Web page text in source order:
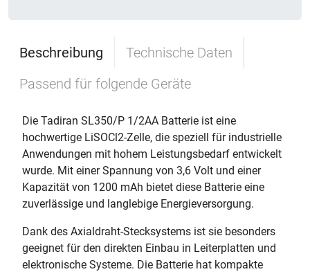
Beschreibung
Technische Daten
Passend für folgende Geräte
Die Tadiran SL350/P 1/2AA Batterie ist eine
hochwertige LiSOCl2-Zelle, die speziell für industrielle
Anwendungen mit hohem Leistungsbedarf entwickelt
wurde. Mit einer Spannung von 3,6 Volt und einer
Kapazität von 1200 mAh bietet diese Batterie eine
zuverlässige und langlebige Energieversorgung.
Dank des Axialdraht-Stecksystems ist sie besonders
geeignet für den direkten Einbau in Leiterplatten und
elektronische Systeme. Die Batterie hat kompakte